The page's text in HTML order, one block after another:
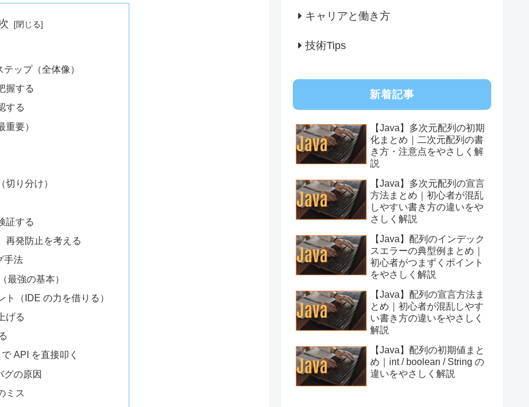
ップ（全体像）
握する
する
重要）
切り分け）
証する
再発防止を考える
手法
最強の基本）
ト（IDE の力を借りる）
げる
API を直接叩く
グの原因
ミス
キャリアと働き方
技術Tips
新着記事
【Java】多次元配列の初期
化まとめ｜二次元配列の書
き方・注意点をやさしく解
説
【Java】多次元配列の宣言
方法まとめ｜初心者が混乱
しやすい書き方の違いをや
さしく解説
【Java】配列のインデック
スエラーの典型例まとめ｜
初心者がつまずくポイント
をやさしく解説
【Java】配列の宣言方法ま
とめ｜初心者が混乱しやす
い書き方の違いをやさしく
解説
【Java】配列の初期値まと
め｜int / boolean / String の
違いをやさしく解説